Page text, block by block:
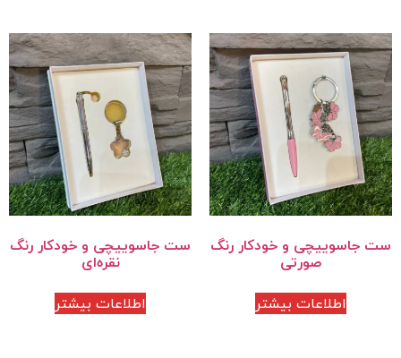
ست جاسوییچی و خودکار رنگ
صورتی
اطلاعات بیشتر
ست جاسوییچی و خودکار رنگ
نقره‌ای
اطلاعات بیشتر